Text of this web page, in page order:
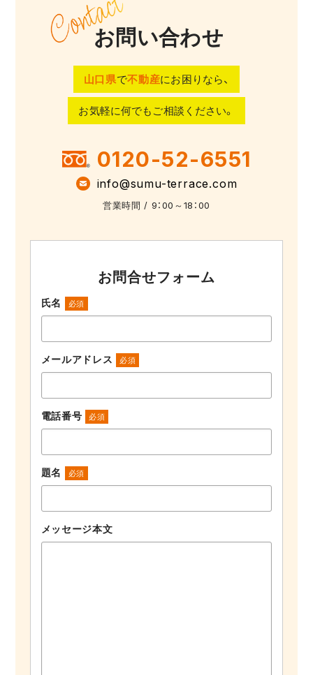
お問い合わせ
山口県で不動産にお困りなら、
お気軽に何でもご相談ください。
0120-52-6551
info@sumu-terrace.com
営業時間 / 9：00～18：00
お問合せフォーム
氏名 必須
メールアドレス 必須
電話番号 必須
題名 必須
メッセージ本文